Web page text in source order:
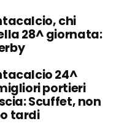
chi
28^ giornata:
24^
portieri
Scuffet, non
tardi